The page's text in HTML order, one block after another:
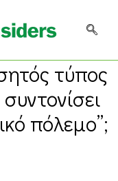
τύπος
πόλεμο”;